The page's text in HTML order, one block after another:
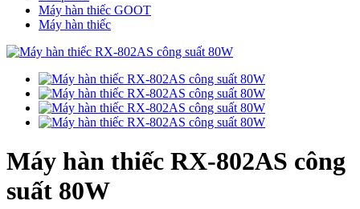
Máy hàn thiếc GOOT
Máy hàn thiếc
Máy hàn thiếc RX-802AS công
suất 80W